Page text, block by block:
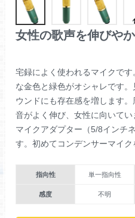
女性の歌声を伸びや
宅録によく使われるマイクで
な金色と緑色がオシャレです
ウンドにも存在感を増します
音がよく伸び、女性に向いて
マイクアダプター（5/8インチ
す。初めてコンデンサーマイク
指向性 単一指向性
感度 不明